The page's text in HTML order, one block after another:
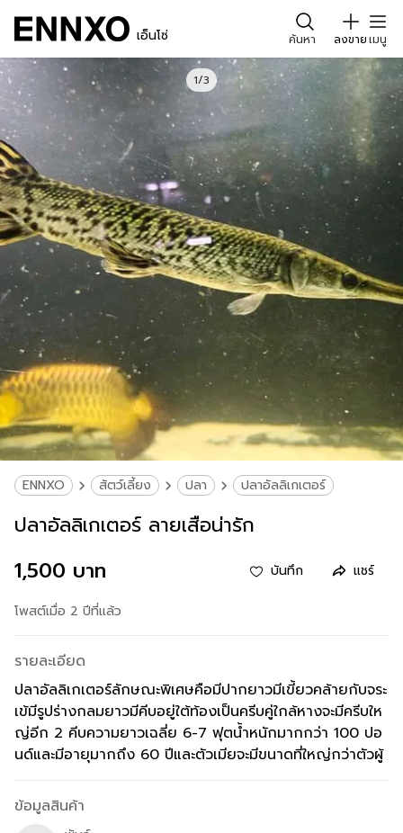
เอ็นโซ่ ค้นหา ลงขายเมนู
1/3
ENNXO สัตว์เลี้ยง ปลา ปลาอัลลิเกเตอร์
ปลาอัลลิเกเตอร์ ลายเสือน่ารัก
1,500 บาท
บันทึก แชร์
โพสต์เมื่อ 2 ปีที่แล้ว
รายละเอียด
ปลาอัลลิเกเตอร์ลักษณะพิเศษคือมีปากยาวมีเขี้ยวคล้ายกับจระ
เข้มีรูปร่างกลมยาวมีคีบอยู่ใต้ท้องเป็นครีบคู่ใกล้หางจะมีครีบให
ญ่อีก 2 คีบความยาวเฉลี่ย 6-7 ฟุตน้ำหนักมากกว่า 100 ปอ
นด์และมีอายุมากถึง 60 ปีและตัวเมียจะมีขนาดที่ใหญ่กว่าตัวผู้
ข้อมูลสินค้า